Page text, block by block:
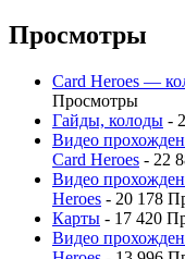
Просмотры
Card Heroes —
Просмотры
Гайды, колоды -
Видео
Card Heroes - 22
Видео
Heroes - 20 178
Карты - 17 420
Видео